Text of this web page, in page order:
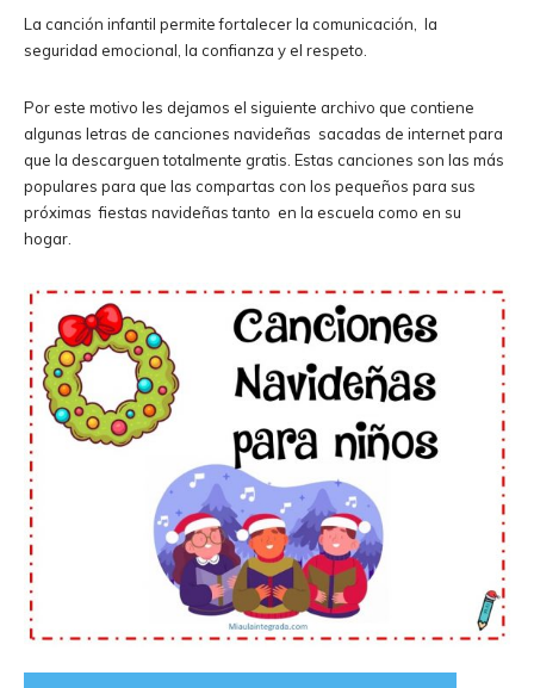
La canción infantil permite fortalecer la comunicación, la
seguridad emocional, la confianza y el respeto.
Por este motivo les dejamos el siguiente archivo que contiene
algunas letras de canciones navideñas sacadas de internet para
que la descarguen totalmente gratis. Estas canciones son las más
populares para que las compartas con los pequeños para sus
próximas fiestas navideñas tanto en la escuela como en su
hogar.